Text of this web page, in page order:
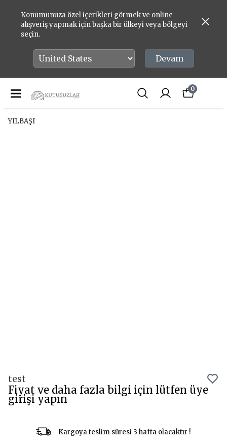
Konumunuza özel içerikleri görmek ve online
alışveriş yapmak için başka bir ülkeyi veya bölgeyi
seçin.
Devam
0
YILBAŞI
test
Fiyat ve daha fazla bilgi için lütfen üye
girişi yapın
Kargoya teslim süresi 3 hafta olacaktır !